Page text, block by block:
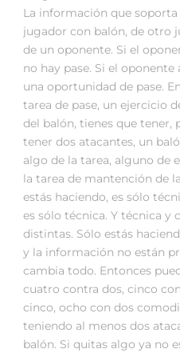
La información que soporta
jugador con balón, de otro
de un oponente. Si el
no hay pase. Si el oponente
una oportunidad de pase.
tarea de pase, un ejercicio
del balón, tienes que tener,
tener dos atacantes, un
algo de la tarea, alguno de
la tarea de mantención de
estás haciendo, es sólo
es sólo técnica. Y técnica
distintas. Sólo estás
y la información no están
cambia todo. Entonces
cuatro contra dos, cinco
cinco, ocho con dos
teniendo al menos dos
balón. Si quitas algo ya no